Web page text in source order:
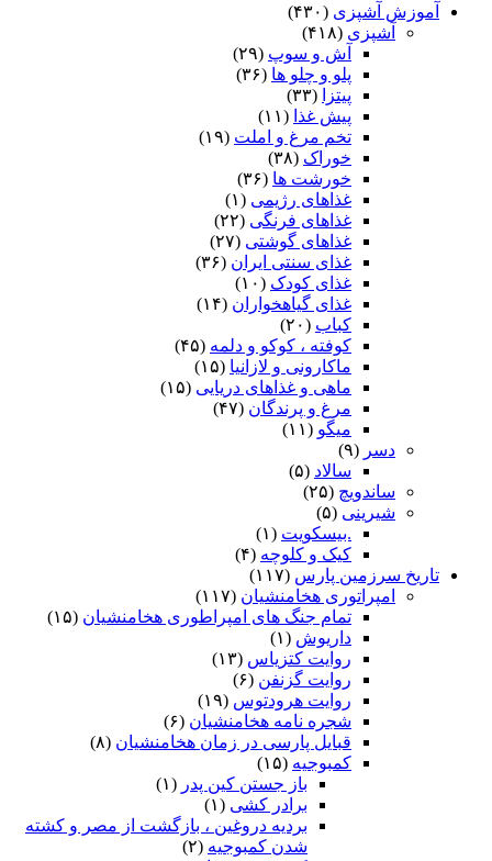
آموزش آشپزی (۴۳۰)
آشپزی (۴۱۸)
آش و سوپ (۲۹)
پلو و چلو ها (۳۶)
پیتزا
(۳۳)
پیش غذا (۱۱)
تخم مرغ و املت (۱۹)
خوراک (۳۸)
خورشت ها (۳۶)
غذاهای رژیمی (۱)
غذاهای فرنگی (۲۲)
غذاهای گوشتی (۲۷)
غذای سنتی ایران (۳۶)
غذای کودک (۱۰)
غذای گیاهخواران (۱۴)
کباب (۲۰)
کوفته ، کوکو و دلمه (۴۵)
ماکارونی و لازانیا (۱۵)
ماهی و غذاهای دریایی (۱۵)
مرغ و پرندگان (۴۷)
میگو (۱۱)
دسر (۹)
سالاد (۵)
ساندویچ (۲۵)
شیرینی (۵)
.بیسکویت (۱)
کیک و کلوچه (۴)
تاریخ سرزمین پارس (۱۱۷)
امپراتوری هخامنشیان (۱۱۷)
تمام جنگ های امپراطوری هخامنشیان (۱۵)
داریوش (۱)
روایت کتزیاس (۱۳)
روایت گزنفن (۶)
روایت هرودتوس (۱۹)
شجره نامه هخامنشیان (۶)
قبایل پارسی در زمان هخامنشیان (۸)
کمبوجیه (۱۵)
باز جستن کین پدر (۱)
برادر کشی (۱)
بردیه دروغین ، بازگشت از مصر و کشته
شدن کمبوجیه (۲)